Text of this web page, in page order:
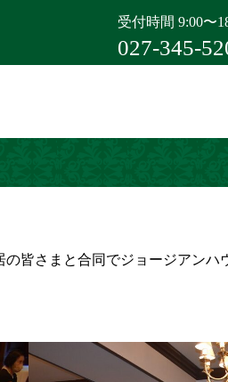
受付時間 9:00〜
027-345-
皆さまと合同でジョージアンハ